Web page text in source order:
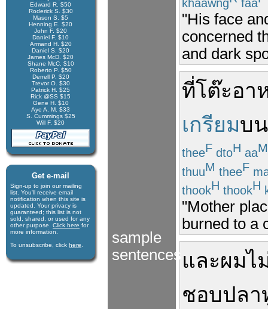
Edward R. $50
Roderick S. $30
Mason S. $5
Henning E. $20
John F. $20
Daniel F. $10
Armand H. $20
Daniel S. $20
James McD. $20
Shane McC. $10
Roberto P. $50
Derrell P. $20
Trevor O. $30
Patrick H. $25
Rick @SS $15
Gene H. $10
Aye A. M. $33
S. Cummings $25
Will F. $20
Get e-mail
Sign-up to join our mail­ing
list. You'll receive e­mail
notification when this site is
updated. Your privacy is
guaran­teed; this list is not
sold, shared, or used for any
other purpose. Click here for
more infor­mation.
To unsubscribe, click here
sample
sentences
khaawng
faa
"His face
concerned
and dark
ที่โต๊ะอา
เกรียมบน
theeF dtoH aaM
thuuM theeF
thookH thookH
"Mother
burned to a
และผมไ
ชอบปลา